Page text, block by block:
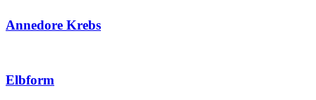
Annedore Krebs
Elbform